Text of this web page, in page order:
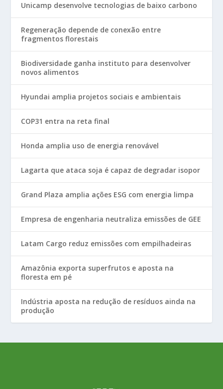
Unicamp desenvolve tecnologias de baixo carbono
Regeneração depende de conexão entre
fragmentos florestais
Biodiversidade ganha instituto para desenvolver
novos alimentos
Hyundai amplia projetos sociais e ambientais
COP31 entra na reta final
Honda amplia uso de energia renovável
Lagarta que ataca soja é capaz de degradar isopor
Grand Plaza amplia ações ESG com energia limpa
Empresa de engenharia neutraliza emissões de GEE
Latam Cargo reduz emissões com empilhadeiras
Amazônia exporta superfrutos e aposta na
floresta em pé
Indústria aposta na redução de resíduos ainda na
produção